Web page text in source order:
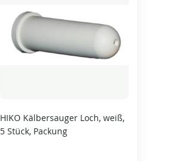
HIKO Kälbersauger Loch, weiß,
5 Stück, Packung